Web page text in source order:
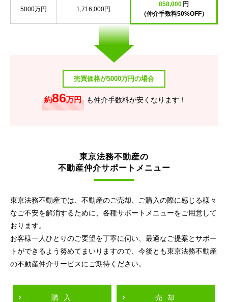
5000万円 1,716,000円
858,000 円
（仲介手数料50%OFF）
売買価格が5000万円の場合
約86万円 も仲介手数料が安くなります！
東京法務不動産の
不動産仲介サポートメニュー
東京法務不動産では、不動産のご売却、ご購入の際に感じる様々
なご不安を解消するために、各種サポートメニューをご用意して
おります。
お客様一人ひとりのご要望を丁寧に伺い、最適なご提案とサポー
トができるよう努めてまいりますので、今後とも東京法務不動産
の不動産仲介サービスにご期待ください。
購入 売却